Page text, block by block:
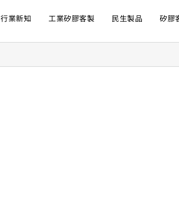
行業新知 工業矽膠客製 民生製品 矽膠